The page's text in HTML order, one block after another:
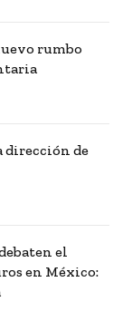
rumbo
dirección de
el
en México: